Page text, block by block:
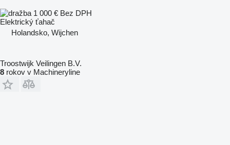
1 000 € Bez DPH
Elektrický ťahač
Holandsko, Wijchen
Troostwijk Veilingen B.V.
8 rokov v Machineryline